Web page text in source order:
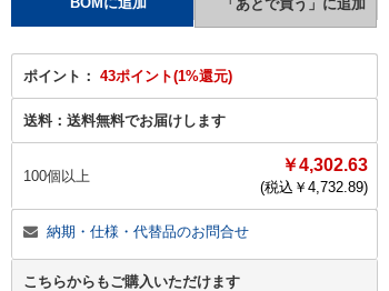
ポイント： 43ポイント(1%還元)
送料： 送料無料でお届けします
100個以上
￥4,302.63
(税込￥ 4,732.89)
納期・仕様・代替品のお問合せ
こちらからもご購入いただけます